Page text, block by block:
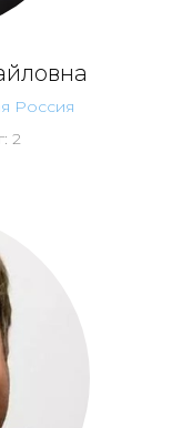
Россия
2